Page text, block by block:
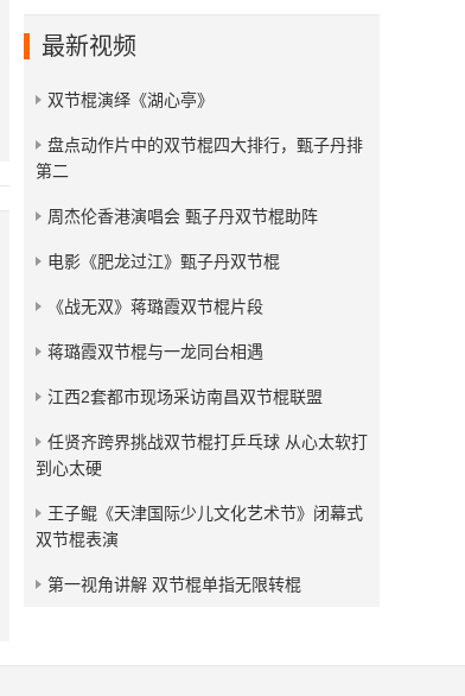
残血狂龙双节棍视频小合集
最新视频
双节棍演绎《湖心亭》
​盘点动作片中的双节棍四大排行，甄子丹排
第二
周杰伦香港演唱会 甄子丹双节棍助阵
电影《肥龙过江》甄子丹双节棍
《战无双》蒋璐霞双节棍片段
蒋璐霞双节棍与一龙同台相遇
江西2套都市现场采访南昌双节棍联盟
任贤齐跨界挑战双节棍打乒乓球 从心太软打
到心太硬
王子鲲《天津国际少儿文化艺术节》闭幕式
双节棍表演
第一视角讲解 双节棍单指无限转棍